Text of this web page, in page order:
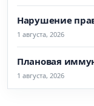
Нарушение
1 августа, 2026
Плановая
1 августа, 2026